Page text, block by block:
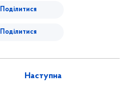
Поділитися
Поділитися
Наступна